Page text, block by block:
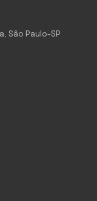
São Paulo-SP